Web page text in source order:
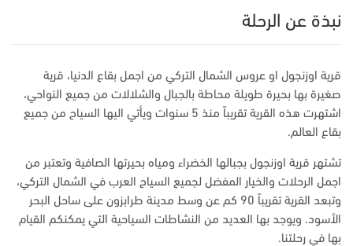
نبذة عن الرحلة
قرية اوزنجول او عروس الشمال التركي من اجمل بقاع الدنيا، قرية
صغيرة بها بحيرة طويلة محاطة بالجبال والشلالات من جميع النواحي،
اشتهرت هذه القرية تقريباً منذ 5 سنوات ويأتي اليها السياح من جميع
بقاع العالم.
تشتهر قرية اوزنجول بجبالها الخضراء ومياه بحيرتها الصافية وتعتبر من
اجمل الرحلات والخيار المفضل لجميع السياح العرب في الشمال التركي،
وتبعد القرية تقريباً 90 كم عن وسط مدينة طرابزون على ساحل البحر
الأسود. ويوجد بها العديد من النشاطات السياحية التي يمكنكم القيام
بها في رحلتنا.